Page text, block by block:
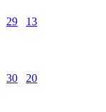
29 13
30 20